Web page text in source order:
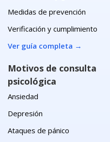
Medidas de prevención
Verificación y cumplimiento
Ver guía completa →
Motivos de consulta
psicológica
Ansiedad
Depresión
Ataques de pánico